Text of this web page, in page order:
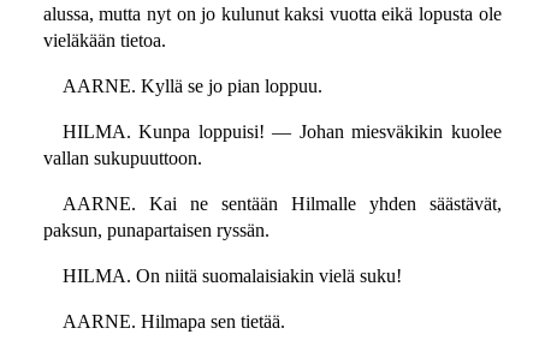
alussa, mutta nyt on jo kulunut kaksi vuotta eikä lopusta ole
vieläkään tietoa.
AARNE. Kyllä se jo pian loppuu.
HILMA. Kunpa loppuisi! — Johan miesväkikin kuolee
vallan sukupuuttoon.
AARNE. Kai ne sentään Hilmalle yhden säästävät,
paksun, punapartaisen ryssän.
HILMA. On niitä suomalaisiakin vielä suku!
AARNE. Hilmapa sen tietää.